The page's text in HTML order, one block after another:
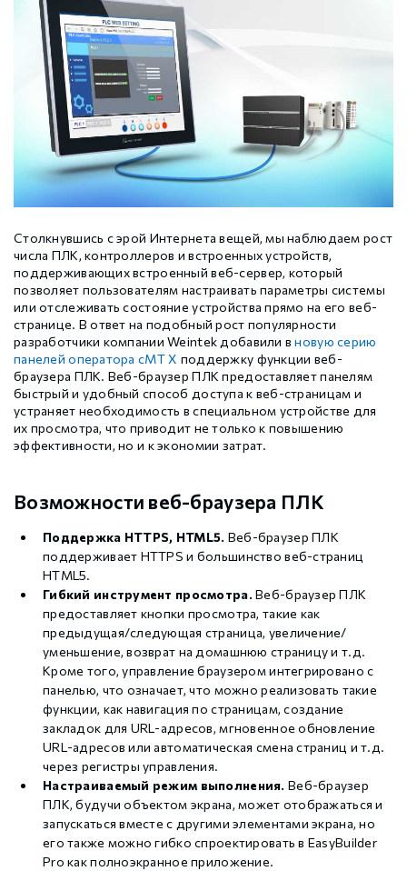
Столкнувшись с эрой Интернета вещей, мы наблюдаем рост
числа ПЛК, контроллеров и встроенных устройств,
поддерживающих встроенный веб-сервер, который
позволяет пользователям настраивать параметры системы
или отслеживать состояние устройства прямо на его веб-
странице. В ответ на подобный рост популярности
разработчики компании Weintek добавили вновую серию
панелей оператора cMT X поддержку функции веб-
браузера ПЛК. Веб-браузер ПЛК предоставляет панелям
быстрый и удобный способ доступа к веб-страницам и
устраняет необходимость в специальном устройстве для
их просмотра, что приводит не только к повышению
эффективности, но и к экономии затрат.
Возможности веб-браузера ПЛК
Поддержка HTTPS, HTML5. Веб-браузер ПЛК
поддерживает HTTPS и большинство веб-страниц
HTML5.
Гибкий инструмент просмотра. Веб-браузер ПЛК
предоставляет кнопки просмотра, такие как
предыдущая/следующая страница, увеличение/
уменьшение, возврат на домашнюю страницу и т.д.
Кроме того, управление браузером интегрировано с
панелью, что означает, что можно реализовать такие
функции, как навигация по страницам, создание
закладок для URL-адресов, мгновенное обновление
URL-адресов или автоматическая смена страниц и т.д.
через регистры управления.
Настраиваемый режим выполнения. Веб-браузер
ПЛК, будучи объектом экрана, может отображаться и
запускаться вместе с другими элементами экрана, но
его также можно гибко спроектировать в EasyBuilder
Pro как полноэкранное приложение.
Стабур
Xinje XD
Xinje XG
Xinje XP (PLC+HMI)
Xinje HVAC
Xinje Аксессуары
GCAN
Беспроводное оборудование WoMaster
SFP модули WoMaster
Xinje Аксессуары
Серводрайверы Xinje DL6 Высокоточные
Серводвигатели Xinje MS6
Серводвигатели Xinje MF3
Аксессуары Xinje
Шаговые драйверы Xinje DP3L (высоковольтные
импульсные с разомкнутым контуром)
Шаговые драйверы Xinje DP3S (Modbus RTU, с
замкнутым контуром)
Шаговые драйверы Xinje DP3SL (Modbus RTU, с
разомкнутым контуром)
Шаговые двигатели MP3 с замкнутым контуром
Шаговые двигатели MP3 с разомкнутым контуром
управления
Аксессуары Xinje